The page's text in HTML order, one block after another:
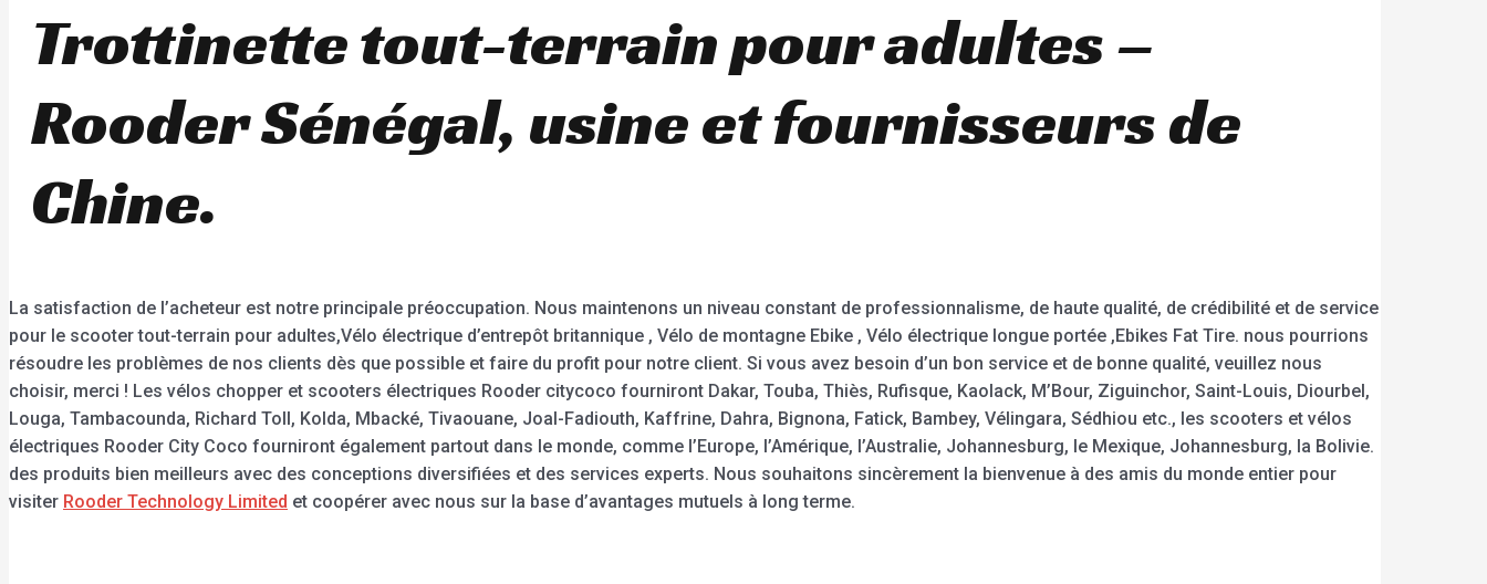
Trottinette tout-terrain pour adultes –
Rooder Sénégal, usine et fournisseurs de
Chine.
La satisfaction de l’acheteur est notre principale préoccupation. Nous maintenons un niveau constant de professionnalisme, de haute qualité, de crédibilité et de service
pour le scooter tout-terrain pour adultes,Vélo électrique d’entrepôt britannique , Vélo de montagne Ebike , Vélo électrique longue portée ,Ebikes Fat Tire. nous pourrions
résoudre les problèmes de nos clients dès que possible et faire du profit pour notre client. Si vous avez besoin d’un bon service et de bonne qualité, veuillez nous
choisir, merci ! Les vélos chopper et scooters électriques Rooder citycoco fourniront Dakar, Touba, Thiès, Rufisque, Kaolack, M’Bour, Ziguinchor, Saint-Louis, Diourbel,
Louga, Tambacounda, Richard Toll, Kolda, Mbacké, Tivaouane, Joal-Fadiouth, Kaffrine, Dahra, Bignona, Fatick, Bambey, Vélingara, Sédhiou etc., les scooters et vélos
électriques Rooder City Coco fourniront également partout dans le monde, comme l’Europe, l’Amérique, l’Australie, Johannesburg, le Mexique, Johannesburg, la Bolivie.
des produits bien meilleurs avec des conceptions diversifiées et des services experts. Nous souhaitons sincèrement la bienvenue à des amis du monde entier pour
visiter Rooder Technology Limited et coopérer avec nous sur la base d’avantages mutuels à long terme.